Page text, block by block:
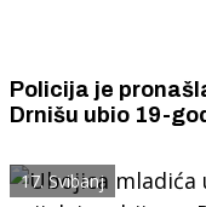
Policija je
Drnišu ubio 19-
17. Svibanj